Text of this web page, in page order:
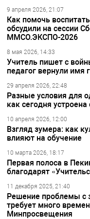
9 апреля 2026, 21:07
Как помочь
обсудили на сессии
ММСО.ЭКСПО-2026
8 мая 2026, 14:33
Учитель пишет с
педагог вернули имя
29 апреля 2026, 22:48
Разные условия для
как сегодня
10 апреля 2026, 12:00
Взгляд зумера: как
влияют на обучение
10 марта 2026, 18:17
Первая полоса в
благодарят
11 декабря 2025, 21:40
Решение проблемы с
требует много
Минпросвещения